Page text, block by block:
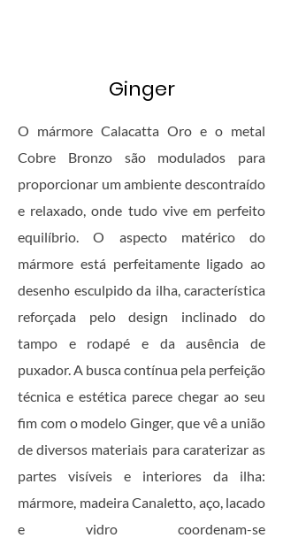
Ginger
O mármore Calacatta Oro e o metal
Cobre Bronzo são modulados para
proporcionar um ambiente descontraído
e relaxado, onde tudo vive em perfeito
equilíbrio. O aspecto matérico do
mármore está perfeitamente ligado ao
desenho esculpido da ilha, característica
reforçada pelo design inclinado do
tampo e rodapé e da ausência de
puxador. A busca contínua pela perfeição
técnica e estética parece chegar ao seu
fim com o modelo Ginger, que vê a união
de diversos materiais para caraterizar as
partes visíveis e interiores da ilha:
mármore, madeira Canaletto, aço, lacado
e vidro coordenam-se